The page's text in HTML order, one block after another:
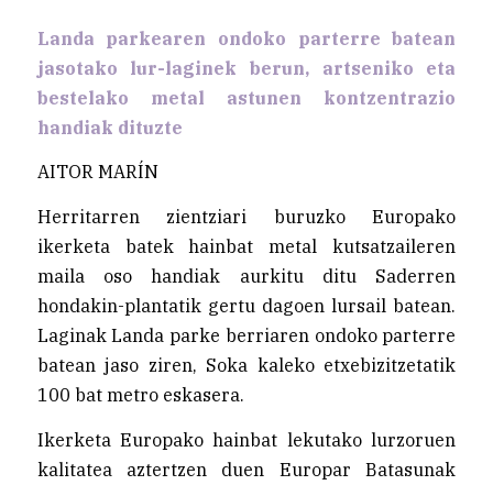
Landa parkearen ondoko parterre batean
jasotako lur-laginek berun, artseniko eta
bestelako metal astunen kontzentrazio
handiak dituzte
AITOR MARÍN
Herritarren zientziari buruzko Europako
ikerketa batek hainbat metal kutsatzaileren
maila oso handiak aurkitu ditu Saderren
hondakin-plantatik gertu dagoen lursail batean.
Laginak Landa parke berriaren ondoko parterre
batean jaso ziren, Soka kaleko etxebizitzetatik
100 bat metro eskasera.
Ikerketa Europako hainbat lekutako lurzoruen
kalitatea aztertzen duen Europar Batasunak